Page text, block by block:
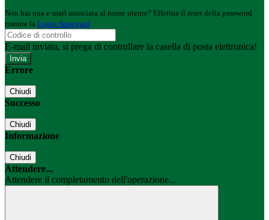
Non hai una e-mail associata al nome utente? Effettua il reset della password
tramite la Login Spaggiari
E-mail inviata, si prega di controllare la casella di posta elettronica!
Errore
Chiudi
Successo
Chiudi
Informazione
Chiudi
Attendere...
Attendere il completamento dell'operazione...